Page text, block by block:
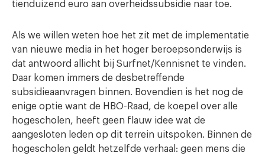
tienduizend euro aan overheidssubsidie naar toe.
Als we willen weten hoe het zit met de implementatie
van nieuwe media in het hoger beroepsonderwijs is
dat antwoord allicht bij Surfnet/Kennisnet te vinden.
Daar komen immers de desbetreffende
subsidieaanvragen binnen. Bovendien is het nog de
enige optie want de HBO-Raad, de koepel over alle
hogescholen, heeft geen flauw idee wat de
aangesloten leden op dit terrein uitspoken. Binnen de
hogescholen geldt hetzelfde verhaal: geen mens die